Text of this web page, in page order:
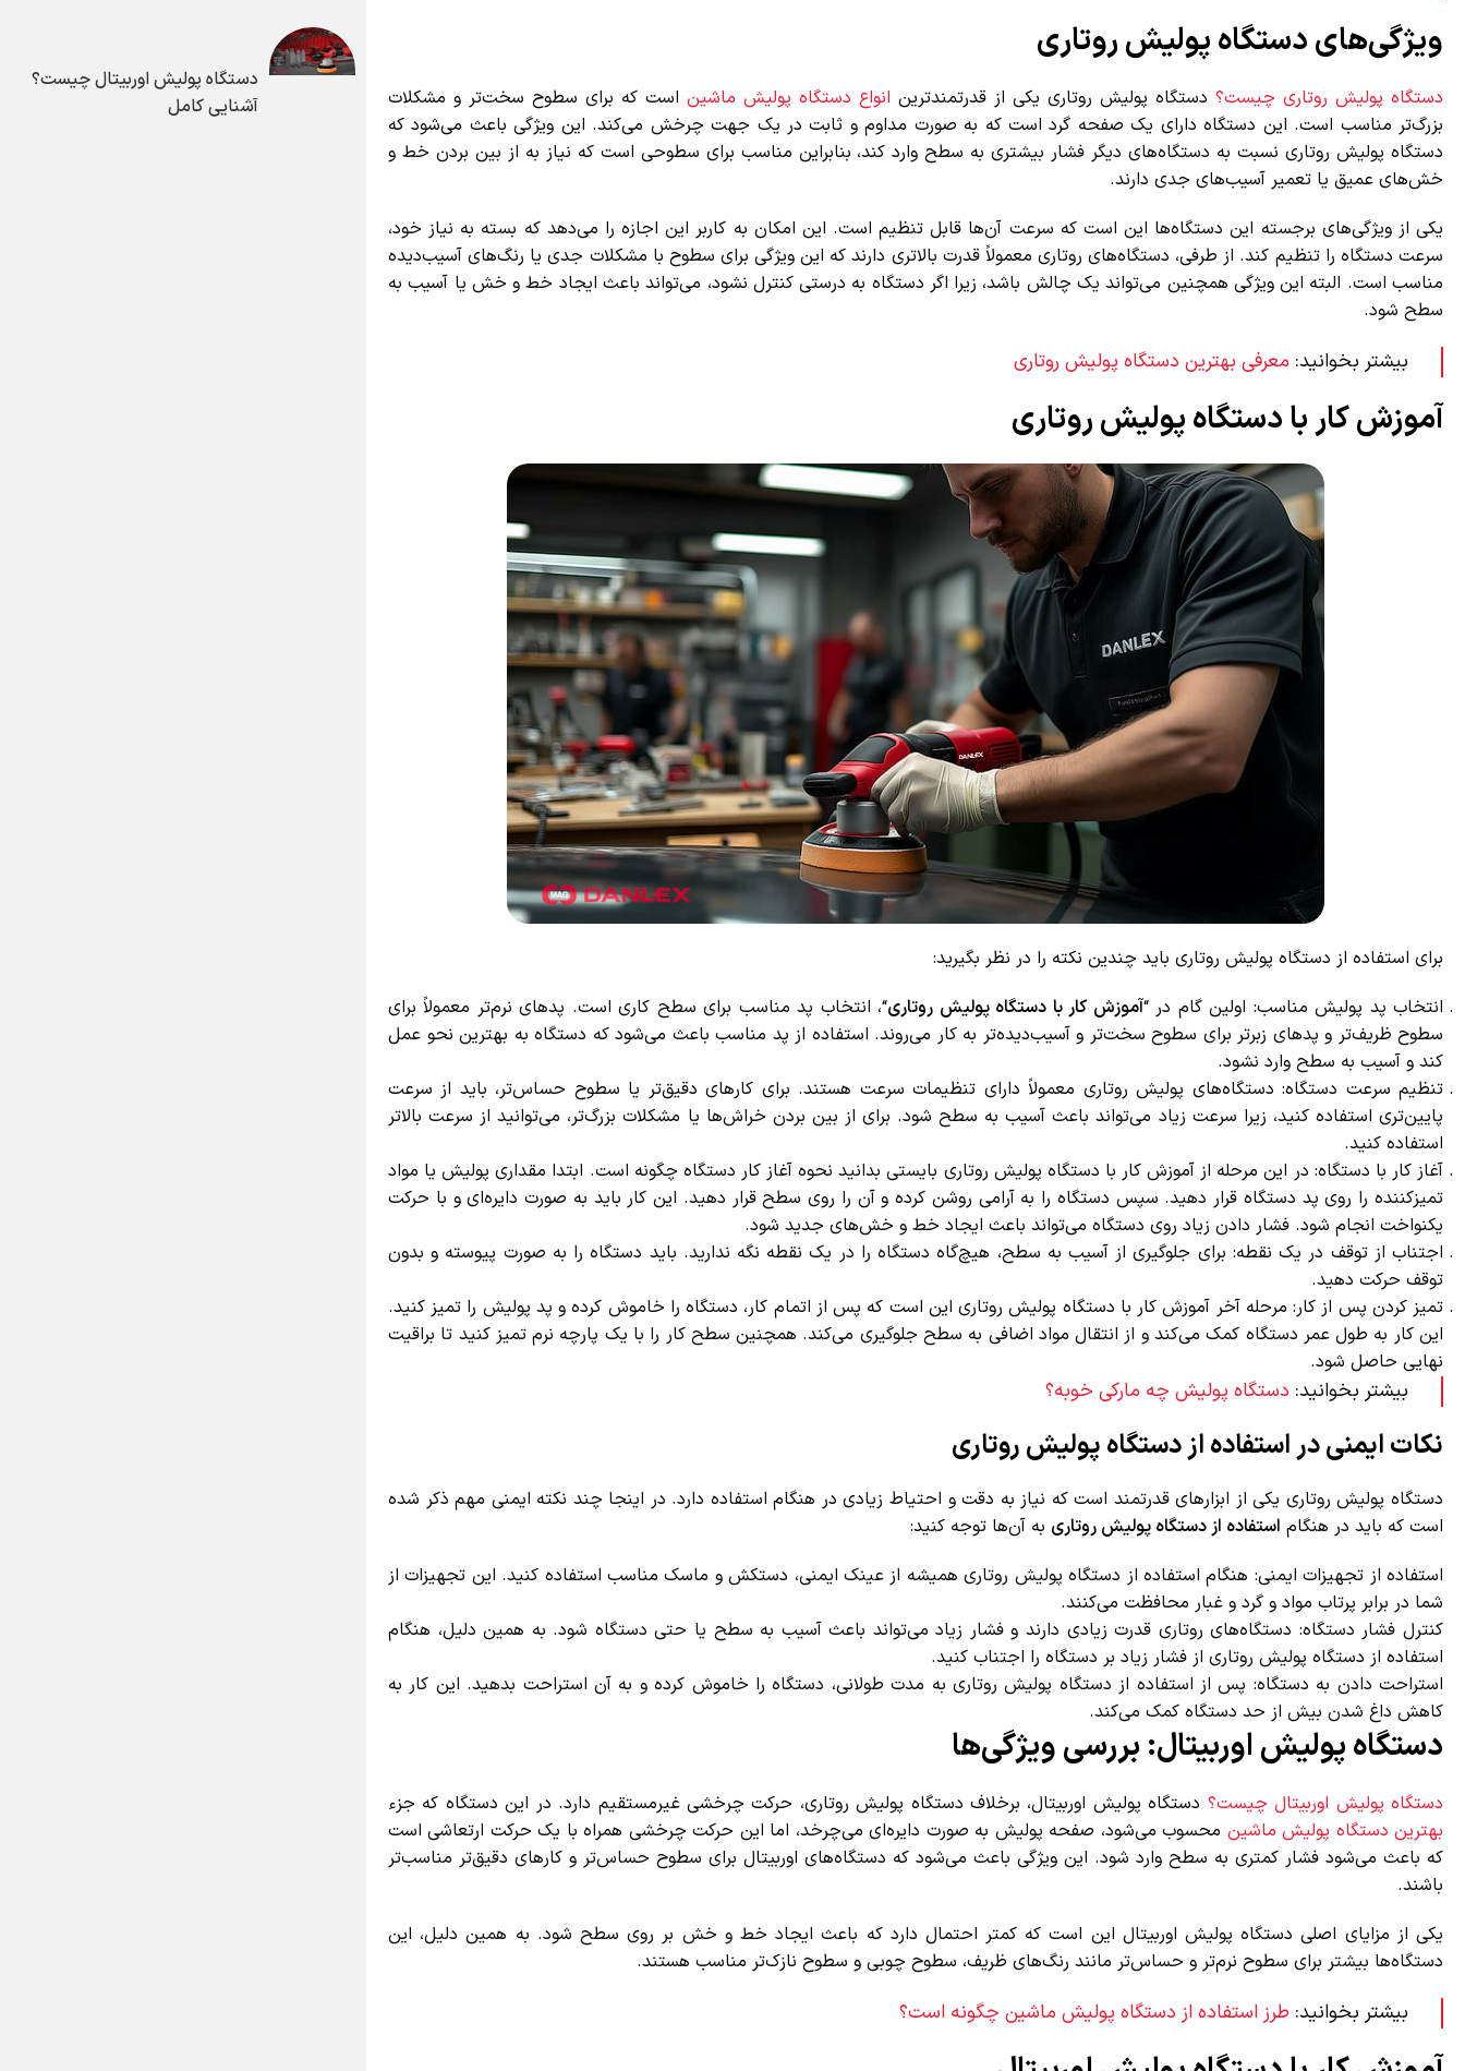
ویژگی‌های دستگاه پولیش روتاری
دستگاه پولیش روتاری چیست؟دستگاه پولیش روتاری یکی از قدرتمندترینانواع دستگاه پولیش ماشیناست که برای سطوح سخت‌تر و مشکلات
بزرگ‌تر مناسب است. این دستگاه دارای یک صفحه گرد است که به صورت مداوم و ثابت در یک جهت چرخش می‌کند. این ویژگی باعث می‌شود که
دستگاه پولیش روتاری نسبت به دستگاه‌های دیگر فشار بیشتری به سطح وارد کند، بنابراین مناسب برای سطوحی است که نیاز به از بین بردن خط و
خش‌های عمیق یا تعمیر آسیب‌های جدی دارند.
یکی از ویژگی‌های برجسته این دستگاه‌ها این است که سرعت آن‌ها قابل تنظیم است. این امکان به کاربر این اجازه را می‌دهد که بسته به نیاز خود،
سرعت دستگاه را تنظیم کند. از طرفی، دستگاه‌های روتاری معمولاً قدرت بالاتری دارند که این ویژگی برای سطوح با مشکلات جدی یا رنگ‌های آسیب‌دیده
مناسب است. البته این ویژگی همچنین می‌تواند یک چالش باشد، زیرا اگر دستگاه به درستی کنترل نشود، می‌تواند باعث ایجاد خط و خش یا آسیب به
سطح شود.
بیشتر بخوانید:معرفی بهترین دستگاه پولیش روتاری
آموزش کار با دستگاه پولیش روتاری
برای استفاده از دستگاه پولیش روتاری باید چندین نکته را در نظر بگیرید:
انتخاب پد پولیش مناسب: اولین گام در “ آموزش کار با دستگاه پولیش روتاری“، انتخاب پد مناسب برای سطح کاری است. پدهای نرم‌تر معمولاً برای
سطوح ظریف‌تر و پدهای زبرتر برای سطوح سخت‌تر و آسیب‌دیده‌تر به کار می‌روند. استفاده از پد مناسب باعث می‌شود که دستگاه به بهترین نحو عمل
کند و آسیب به سطح وارد نشود.
تنظیم سرعت دستگاه: دستگاه‌های پولیش روتاری معمولاً دارای تنظیمات سرعت هستند. برای کارهای دقیق‌تر یا سطوح حساس‌تر، باید از سرعت
پایین‌تری استفاده کنید، زیرا سرعت زیاد می‌تواند باعث آسیب به سطح شود. برای از بین بردن خراش‌ها یا مشکلات بزرگ‌تر، می‌توانید از سرعت بالاتر
استفاده کنید.
آغاز کار با دستگاه: در این مرحله از آموزش کار با دستگاه پولیش روتاری بایستی بدانید نحوه آغاز کار دستگاه چگونه است. ابتدا مقداری پولیش یا مواد
تمیزکننده را روی پد دستگاه قرار دهید. سپس دستگاه را به آرامی روشن کرده و آن را روی سطح قرار دهید. این کار باید به صورت دایره‌ای و با حرکت
یکنواخت انجام شود. فشار دادن زیاد روی دستگاه می‌تواند باعث ایجاد خط و خش‌های جدید شود.
اجتناب از توقف در یک نقطه: برای جلوگیری از آسیب به سطح، هیچ‌گاه دستگاه را در یک نقطه نگه ندارید. باید دستگاه را به صورت پیوسته و بدون
توقف حرکت دهید.
تمیز کردن پس از کار: مرحله آخر آموزش کار با دستگاه پولیش روتاری این است که پس از اتمام کار، دستگاه را خاموش کرده و پد پولیش را تمیز کنید.
این کار به طول عمر دستگاه کمک می‌کند و از انتقال مواد اضافی به سطح جلوگیری می‌کند. همچنین سطح کار را با یک پارچه نرم تمیز کنید تا براقیت
نهایی حاصل شود.
بیشتر بخوانید:دستگاه پولیش چه مارکی خوبه؟
نکات ایمنی در استفاده از دستگاه پولیش روتاری
دستگاه پولیش روتاری یکی از ابزارهای قدرتمند است که نیاز به دقت و احتیاط زیادی در هنگام استفاده دارد. در اینجا چند نکته ایمنی مهم ذکر شده
است که باید در هنگاماستفاده از دستگاه پولیش روتاریبه آن‌ها توجه کنید:
استفاده از تجهیزات ایمنی: هنگام استفاده از دستگاه پولیش روتاری همیشه از عینک ایمنی، دستکش و ماسک مناسب استفاده کنید. این تجهیزات از
شما در برابر پرتاب مواد و گرد و غبار محافظت می‌کنند.
کنترل فشار دستگاه: دستگاه‌های روتاری قدرت زیادی دارند و فشار زیاد می‌تواند باعث آسیب به سطح یا حتی دستگاه شود. به همین دلیل، هنگام
استفاده از دستگاه پولیش روتاری از فشار زیاد بر دستگاه را اجتناب کنید.
استراحت دادن به دستگاه: پس از استفاده از دستگاه پولیش روتاری به مدت طولانی، دستگاه را خاموش کرده و به آن استراحت بدهید. این کار به
کاهش داغ شدن بیش از حد دستگاه کمک می‌کند.
دستگاه پولیش اوربیتال: بررسی ویژگی‌ها
دستگاه پولیش اوربیتال چیست؟دستگاه پولیش اوربیتال، برخلاف دستگاه پولیش روتاری، حرکت چرخشی غیرمستقیم دارد. در این دستگاه که جزء
بهترین دستگاه پولیش ماشینمحسوب می‌شود، صفحه پولیش به صورت دایره‌ای می‌چرخد، اما این حرکت چرخشی همراه با یک حرکت ارتعاشی است
که باعث می‌شود فشار کمتری به سطح وارد شود. این ویژگی باعث می‌شود که دستگاه‌های اوربیتال برای سطوح حساس‌تر و کارهای دقیق‌تر مناسب‌تر
باشند.
یکی از مزایای اصلی دستگاه پولیش اوربیتال این است که کمتر احتمال دارد که باعث ایجاد خط و خش بر روی سطح شود. به همین دلیل، این
دستگاه‌ها بیشتر برای سطوح نرم‌تر و حساس‌تر مانند رنگ‌های ظریف، سطوح چوبی و سطوح نازک‌تر مناسب هستند.
بیشتر بخوانید:طرز استفاده از دستگاه پولیش ماشین چگونه است؟
دستگاه پولیش اوربیتال چیست؟
آشنایی کامل